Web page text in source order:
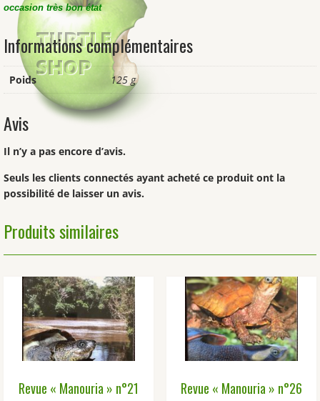
occasion très bon état
Informations complémentaires
Poids 125 g
Avis
Il n’y a pas encore d’avis.
Seuls les clients connectés ayant acheté ce produit ont la
possibilité de laisser un avis.
Produits similaires
Revue « Manouria » n°21 Revue « Manouria » n°26